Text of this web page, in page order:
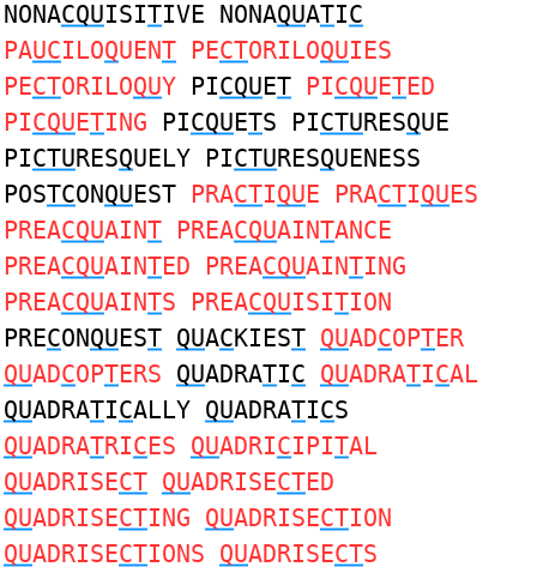
NONACQUISITIVE NONAQUATIC
PAUCILOQUENT PECTORILOQUIES
PECTORILOQUY PICQUET PICQUETED
PICQUETING PICQUETS PICTURESQUE
PICTURESQUELY PICTURESQUENESS
POSTCONQUEST PRACTIQUE PRACTIQUES
PREACQUAINT PREACQUAINTANCE
PREACQUAINTED PREACQUAINTING
PREACQUAINTS PREACQUISITION
PRECONQUEST QUACKIEST QUADCOPTER
QUADCOPTERS QUADRATIC QUADRATICAL
QUADRATICALLY QUADRATICS
QUADRATRICES QUADRICIPITAL
QUADRISECT QUADRISECTED
QUADRISECTING QUADRISECTION
QUADRISECTIONS QUADRISECTS